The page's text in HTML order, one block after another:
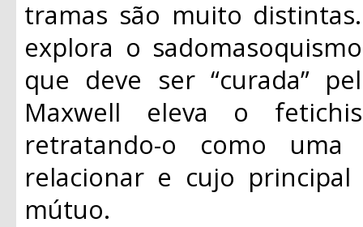
tramas são muito
explora o
que deve ser “curada”
Maxwell eleva o
retratando-o como
relacionar e cujo
mútuo.